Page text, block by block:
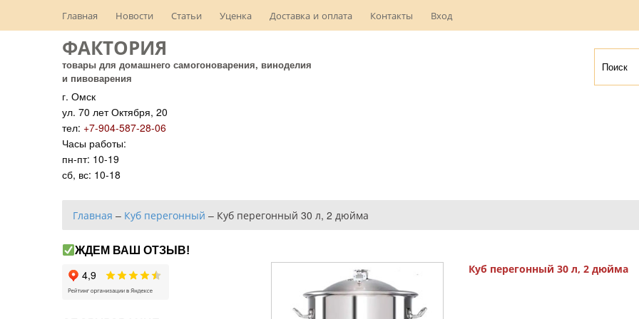
Главная Новости Статьи Уценка Доставка и оплата Контакты Вход
ФАКТОРИЯ
товары для домашнего самогоноварения, виноделия
и пивоварения
г. Омск
ул. 70 лет Октября, 20
тел: +7-904-587-28-06
Часы работы:
пн-пт: 10-19
сб, вс: 10-18
Главная – Куб перегонный – Куб перегонный 30 л, 2 дюйма
Куб перегонный 30 л, 2 дюйма
ЖДЕМ ВАШ ОТЗЫВ!